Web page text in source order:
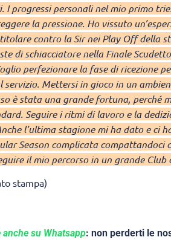
I progressi personali nel mio primo
la pressione. Ho vissuto
contro la Sir nei Play Off della
di schiacciatore nella Finale
perfezionare la fase di ricezione
servizio. Mettersi in gioco in un
è stata una grande fortuna, perché
Seguire i ritmi di lavoro e la
l’ultima stagione mi ha dato e ci
Season complicata
il mio percorso in un grande
stampa)
su Whatsapp: non perderti le